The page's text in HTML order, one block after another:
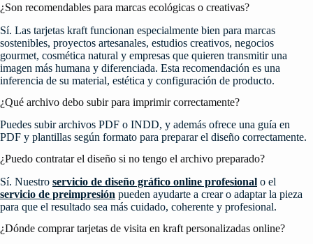
¿Son recomendables para marcas ecológicas o creativas?
Sí. Las tarjetas kraft funcionan especialmente bien para marcas
sostenibles, proyectos artesanales, estudios creativos, negocios
gourmet, cosmética natural y empresas que quieren transmitir una
imagen más humana y diferenciada. Esta recomendación es una
inferencia de su material, estética y configuración de producto.
¿Qué archivo debo subir para imprimir correctamente?
Puedes subir archivos PDF o INDD, y además ofrece una guía en
PDF y plantillas según formato para preparar el diseño correctamente.
¿Puedo contratar el diseño si no tengo el archivo preparado?
Sí. Nuestro servicio de diseño gráfico online profesional o el
servicio de preimpresión pueden ayudarte a crear o adaptar la pieza
para que el resultado sea más cuidado, coherente y profesional.
¿Dónde comprar tarjetas de visita en kraft personalizadas online?